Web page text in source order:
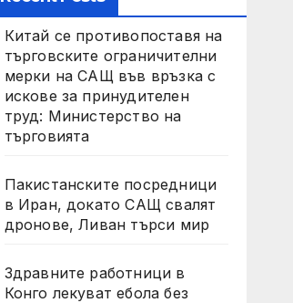
Китай се противопоставя на
търговските ограничителни
мерки на САЩ във връзка с
искове за принудителен
труд: Министерство на
търговията
Пакистанските посредници
в Иран, докато САЩ свалят
дронове, Ливан търси мир
Здравните работници в
Конго лекуват ебола без